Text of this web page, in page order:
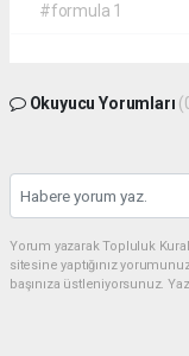
#formula 1
Okuyucu Yorumları
Yorum yazarak Topluluk
sitesine yaptığınız
başınıza üstleniyorsunuz.